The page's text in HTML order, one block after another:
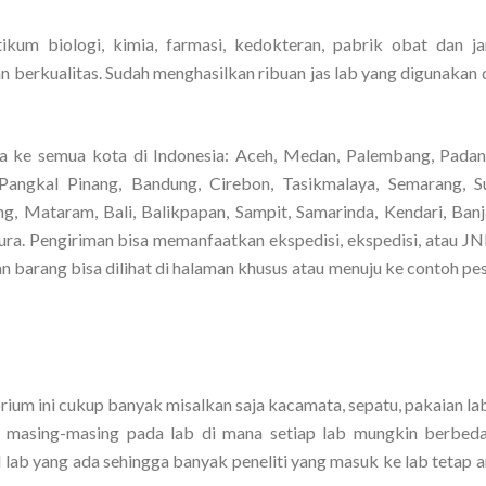
biologi, kimia, farmasi, kedokteran, pabrik obat dan
Sudah menghasilkan ribuan jas lab yang digunakan
semua kota di Indonesia: Aceh, Medan, Palembang,
Pinang, Bandung, Cirebon, Tasikmalaya, Semarang,
Mataram, Bali, Balikpapan, Sampit, Samarinda, Kendari,
Pengiriman bisa memanfaatkan ekspedisi, ekspedisi, atau
bisa dilihat di halaman khusus atau menuju ke contoh
ini cukup banyak misalkan saja kacamata, sepatu, pakaian
masing pada lab di mana setiap lab mungkin
yang ada sehingga banyak peneliti yang masuk ke lab tetap